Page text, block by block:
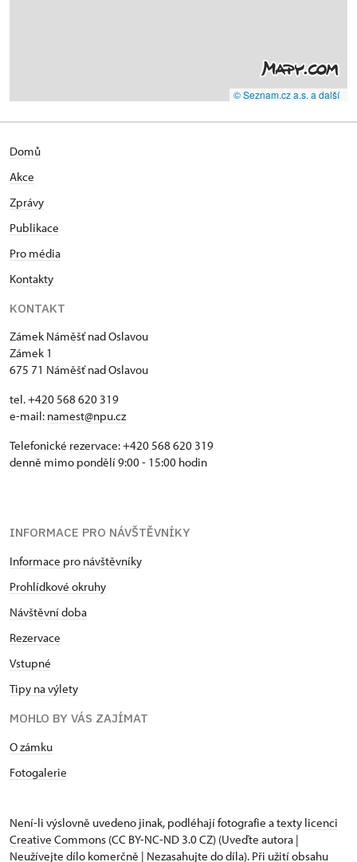
© Seznam.cz a.s. a další
Domů
Akce
Zprávy
Publikace
Pro média
Kontakty
KONTAKT
Zámek Náměšť nad Oslavou
Zámek 1
675 71 Náměšť nad Oslavou
tel. +420 568 620 319
e-mail: namest@npu.cz
Telefonické rezervace: +420 568 620 319
denně mimo pondělí 9:00 - 15:00 hodin
INFORMACE PRO NÁVŠTĚVNÍKY
Informace pro návštěvníky
Prohlídkové okruhy
Návštěvní doba
Rezervace
Vstupné
Tipy na výlety
MOHLO BY VÁS ZAJÍMAT
O zámku
Fotogalerie
Není-li výslovně uvedeno jinak, podléhají fotografie a texty licenci
Creative Commons (CC BY-NC-ND 3.0 CZ) (Uveďte autora |
Neužívejte dílo komerčně | Nezasahujte do díla). Při užití obsahu